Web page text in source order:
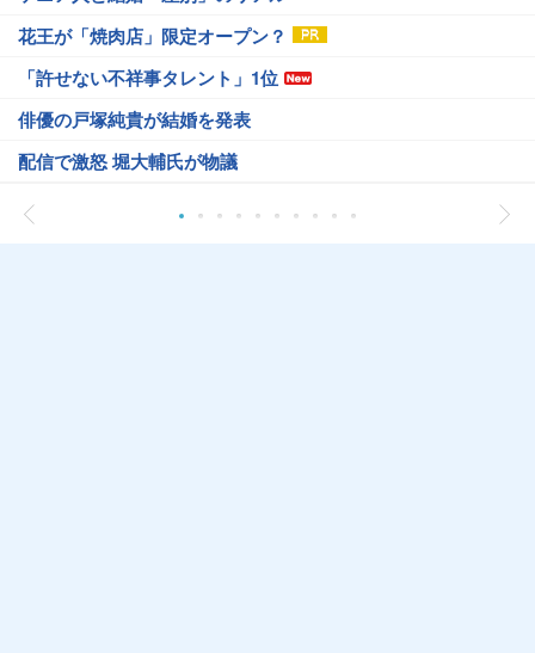
花王が「焼肉店」限定オープン？
「許せない不祥事タレント」1位
俳優の戸塚純貴が結婚を発表
配信で激怒 堀大輔氏が物議